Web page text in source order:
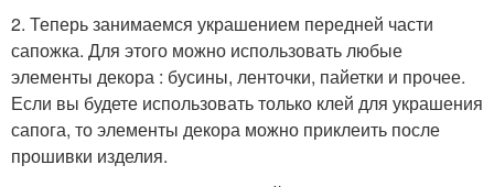
2. Теперь занимаемся украшением передней части
сапожка. Для этого можно использовать любые
элементы декора : бусины, ленточки, пайетки и прочее.
Если вы будете использовать только клей для украшения
сапога, то элементы декора можно приклеить после
прошивки изделия.